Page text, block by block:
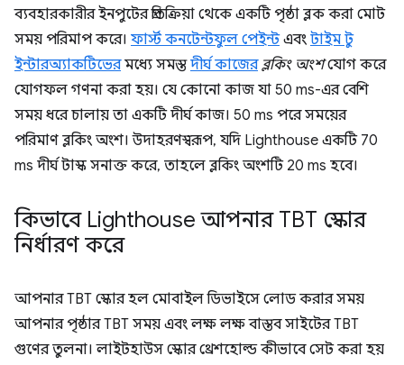
ব্যবহারকারীর ইনপুটের প্রতিক্রিয়া থেকে একটি পৃষ্ঠা ব্লক করা মোট
সময় পরিমাপ করে। ফার্স্ট কনটেন্টফুল পেইন্টএবং টাইম টু
ইন্টারঅ্যাকটিভেরমধ্যে সমস্তদীর্ঘ কাজের ব্লকিং অংশযোগ করে
যোগফল গণনা করা হয়। যে কোনো কাজ যা 50 ms-এর বেশি
সময় ধরে চালায় তা একটি দীর্ঘ কাজ। 50 ms পরে সময়ের
পরিমাণ ব্লকিং অংশ। উদাহরণস্বরূপ, যদি Lighthouse একটি 70
ms দীর্ঘ টাস্ক সনাক্ত করে, তাহলে ব্লকিং অংশটি 20 ms হবে।
কিভাবে Lighthouse আপনার TBT স্কোর
নির্ধারণ করে
আপনার TBT স্কোর হল মোবাইল ডিভাইসে লোড করার সময়
আপনার পৃষ্ঠার TBT সময় এবং লক্ষ লক্ষ বাস্তব সাইটের TBT
গুণের তুলনা। লাইটহাউস স্কোর থ্রেশহোল্ড কীভাবে সেট করা হয়